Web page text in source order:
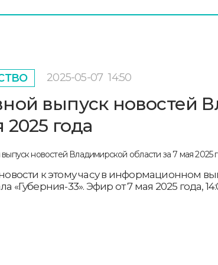
2025-05-07 14:50
выпуск новостей
2025 года
к этому часу в информационном
«Губерния-33». Эфир от 7 мая 2025 года,